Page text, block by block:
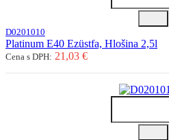
D0201010
Platinum E40 Ezüstfa, Hlošina 2,5l
Cena s DPH: 21,03 €